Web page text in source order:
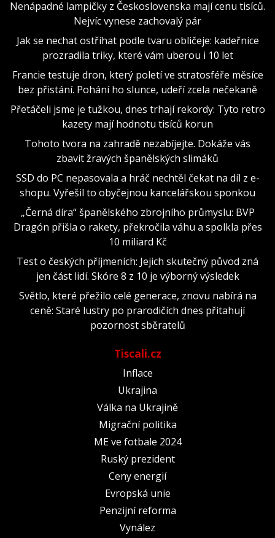
Nenápadné lampičky z Československa mají cenu tisíců.
Nejvíc vynese zachovalý pár
Jak se nechat ostříhat podle tvaru obličeje: kadeřnice
prozradila triky, které vám uberou i 10 let
Francie testuje dron, který poletí ve stratosféře měsíce
bez přistání. Pohání ho slunce, udeří zcela nečekaně
Přetáčeli jsme je tužkou, dnes trhají rekordy: Tyto retro
kazety mají hodnotu tisíců korun
Tohoto tvora na zahradě nezabíjejte. Dokáže vás
zbavit žravých španělských slimáků
SSD do PC nepasovala a hráč nechtěl čekat na díl z e-
shopu. Vyřešil to obyčejnou kancelářskou sponkou
„Černá díra“ španělského zbrojního průmyslu: BVP
Dragón přišla o rakety, překročila váhu a spolkla přes
10 miliard Kč
Test o českých příjmeních: Jejich skutečný původ zná
jen část lidí. Skóre 8 z 10 je výborný výsledek
Světlo, které přežilo celé generace, znovu nabírá na
ceně: Staré lustry po prarodičích dnes přitahují
pozornost sběratelů
Tiscali.cz
Inflace
Ukrajina
Válka na Ukrajině
Migrační politika
ME ve fotbale 2024
Ruský prezident
Ceny energií
Evropská unie
Penzijní reforma
Vynález